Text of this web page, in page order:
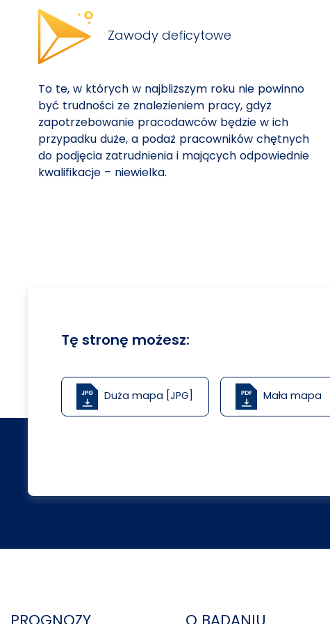
Zawody deficytowe
To te, w których w najbliższym roku nie powinno
być trudności ze znalezieniem pracy, gdyż
zapotrzebowanie pracodawców będzie w ich
przypadku duże, a podaż pracowników chętnych
do podjęcia zatrudnienia i mających odpowiednie
kwalifikacje – niewielka.
Tę stronę możesz:
Duża mapa [JPG] Mała mapa
PROGNOZY O BADANIU